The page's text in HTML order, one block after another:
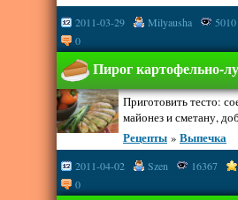
2011-03-29 Milyausha 5010
0
Пирог картофельно-
Приготовить тесто:
майонез и сметану,
Рецепты » Выпечка
2011-04-02 Szen 16367
0